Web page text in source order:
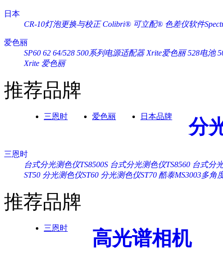
日本
CR-10灯泡更换与校正 Colibri® 可立配® 色差仪软件
爱色丽
SP60 62 64/528 500系列电源适配器 Xrite爱色丽 528电池
Xrite 爱色丽
推荐品牌
三恩时 爱色丽 日本品牌 分
三恩时
台式分光测色仪TS8500S 台式分光测色仪TS8560 台式分
ST50 分光测色仪ST60 分光测色仪ST70 酷泰MS3003多角
推荐品牌
三恩时 高光谱相机